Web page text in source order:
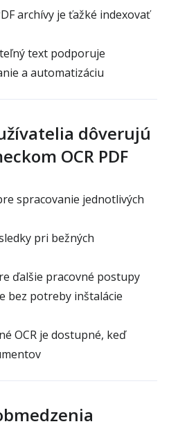
archívy je ťažké indexovať
text podporuje
a automatizáciu
dôverujú
OCR PDF
spracovanie jednotlivých
pri bežných
ďalšie pracovné postupy
bez potreby inštalácie
OCR je dostupné, keď